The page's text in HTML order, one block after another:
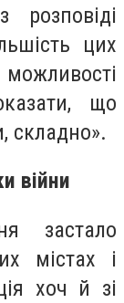
розповіді
цих
що
складно».
війни
застало
містах і
хоч й зі